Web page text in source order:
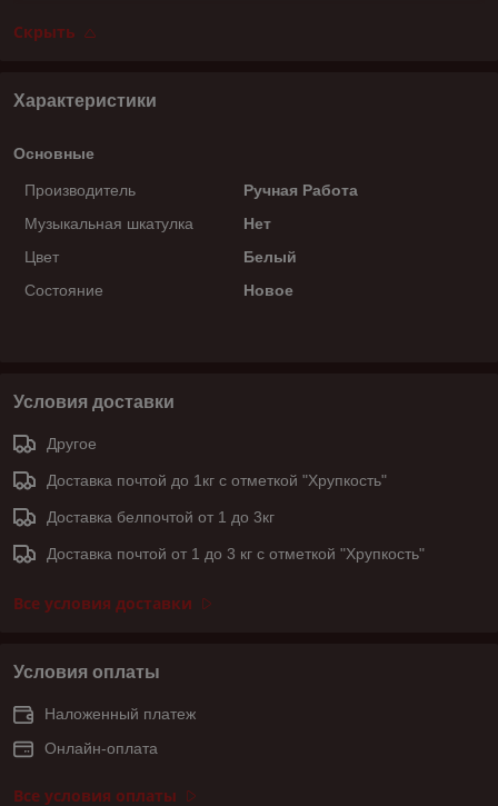
Скрыть
Характеристики
Основные
Производитель
Ручная Работа
Музыкальная шкатулка
Нет
Цвет
Белый
Состояние
Новое
Условия доставки
Другое
Доставка почтой до 1кг с отметкой "Хрупкость"
Доставка белпочтой от 1 до 3кг
Доставка почтой от 1 до 3 кг с отметкой "Хрупкость"
Все условия доставки
Условия оплаты
Наложенный платеж
Онлайн-оплата
Все условия оплаты